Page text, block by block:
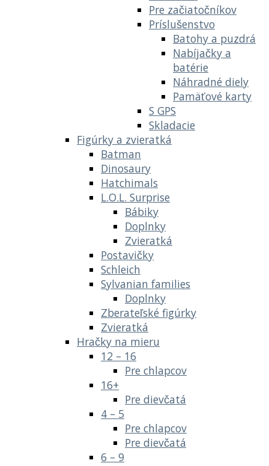
Pre začiatočníkov
Príslušenstvo
Batohy a puzdrá
Nabíjačky a
batérie
Náhradné diely
Pamäťové karty
S GPS
Skladacie
Figúrky a zvieratká
Batman
Dinosaury
Hatchimals
L.O.L. Surprise
Bábiky
Doplnky
Zvieratká
Postavičky
Schleich
Sylvanian families
Doplnky
Zberateľské figúrky
Zvieratká
Hračky na mieru
12 – 16
Pre chlapcov
16+
Pre dievčatá
4 – 5
Pre chlapcov
Pre dievčatá
6 – 9